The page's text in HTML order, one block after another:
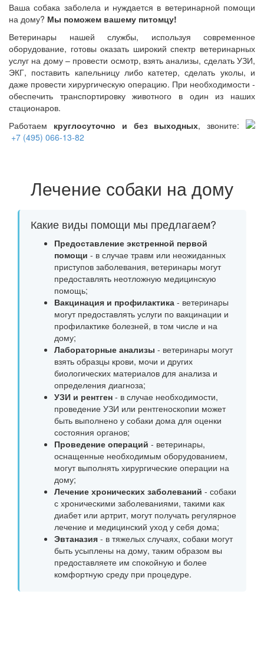
Ваша собака заболела и нуждается в ветеринарной помощи
на дому? Мы поможем вашему питомцу!
Ветеринары нашей службы, используя современное
оборудование, готовы оказать широкий спектр ветеринарных
услуг на дому – провести осмотр, взять анализы, сделать УЗИ,
ЭКГ, поставить капельницу либо катетер, сделать уколы, и
даже провести хирургическую операцию. При необходимости -
обеспечить транспортировку животного в один из наших
стационаров.
Работаем круглосуточно и без выходных, звоните:
+7 (495) 066-13-82
Лечение собаки на дому
Какие виды помощи мы предлагаем?
Предоставление экстренной первой
помощи - в случае травм или неожиданных
приступов заболевания, ветеринары могут
предоставлять неотложную медицинскую
помощь;
Вакцинация и профилактика - ветеринары
могут предоставлять услуги по вакцинации и
профилактике болезней, в том числе и на
дому;
Лабораторные анализы - ветеринары могут
взять образцы крови, мочи и других
биологических материалов для анализа и
определения диагноза;
УЗИ и рентген - в случае необходимости,
проведение УЗИ или рентгеноскопии может
быть выполнено у собаки дома для оценки
состояния органов;
Проведение операций - ветеринары,
оснащенные необходимым оборудованием,
могут выполнять хирургические операции на
дому;
Лечение хронических заболеваний - собаки
с хроническими заболеваниями, такими как
диабет или артрит, могут получать регулярное
лечение и медицинский уход у себя дома;
Эвтаназия - в тяжелых случаях, собаки могут
быть усыплены на дому, таким образом вы
предоставляете им спокойную и более
комфортную среду при процедуре.